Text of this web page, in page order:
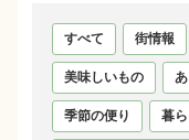
すべて 街情報
美味しいもの
季節の便り 暮